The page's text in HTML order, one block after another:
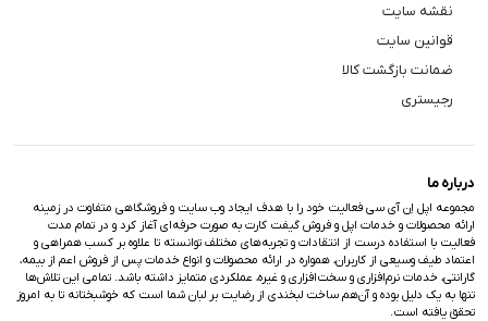
نقشه سایت
قوانین سایت
ضمانت بازگشت کالا
رجیستری
درباره ما
مجموعه اپل اِن آی سی فعالیت خود را با هدف ایجاد وب سایت و فروشگاهی متفاوت در زمینه
ارائه محصولات و خدمات اپل و فروش گیفت کارت به صورت حرفه‌ای آغاز کرد و در تمام مدت
فعالیت با استفاده درست از انتقادات و تجربه‌های مختلف توانسته تا علاوه بر کسب همراهی و
اعتماد طیف وسیعی از کاربران، همواره در ارائه محصولات و انواع خدمات پس از فروش اعم از بیمه،
گارانتی، خدمات نرم‌افزاری و سخت‌افزاری و غیره، عملکردی متمایز داشته باشد. تمامی این تلاش‌ها
تنها به یک دلیل بوده و آن‌هم ساخت لبخندی از رضایت بر لبان شما است که خوشبختانه تا به امروز
تحقق یافته است.